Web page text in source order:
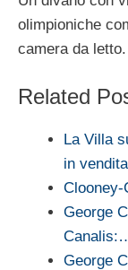
olimpioniche
camera da letto.
Related
La Villa
in vendita
George
George